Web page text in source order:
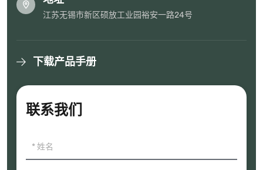
江苏无锡市新区硕放工业园裕安一路24号
下载产品手册
联系我们